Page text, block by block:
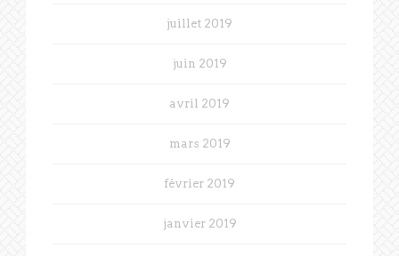
juillet 2019
juin 2019
avril 2019
mars 2019
février 2019
janvier 2019